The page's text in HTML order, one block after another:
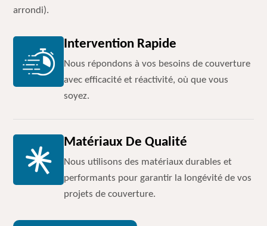
arrondi).
Intervention Rapide
Nous répondons à vos besoins de couverture
avec efficacité et réactivité, où que vous
soyez.
Matériaux De Qualité
Nous utilisons des matériaux durables et
performants pour garantir la longévité de vos
projets de couverture.